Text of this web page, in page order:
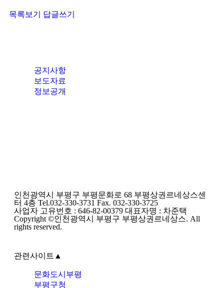
목록보기 답글쓰기
공지사항
보도자료
정보공개
인천광역시 부평구 부평문화로 68 부평상권르네상스센
터 4층 Tel.032-330-3731 Fax. 032-330-3725
사업자 고유번호 : 646-82-00379 대표자명 : 차준택
Copyright ©인천광역시 부평구 부평상권르네상스. All
rights reserved.
관련사이트 ▲
문화도시부평
부평구청